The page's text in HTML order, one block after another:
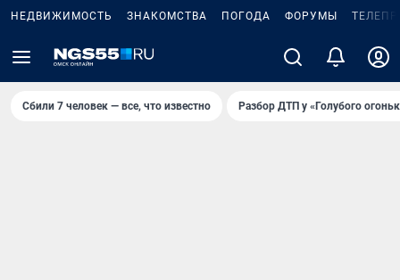
НЕДВИЖИМОСТЬ ЗНАКОМСТВА ПОГОДА ФОРУМЫ
Сбили 7 человек — все, что известно Разбор ДТП у «Голубого